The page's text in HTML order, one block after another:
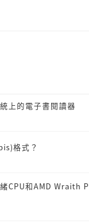
上的電子書閱讀器
格式？
CPU和AMD Wraith P